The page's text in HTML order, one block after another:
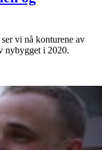
vi nå konturene av
nybygget i 2020.